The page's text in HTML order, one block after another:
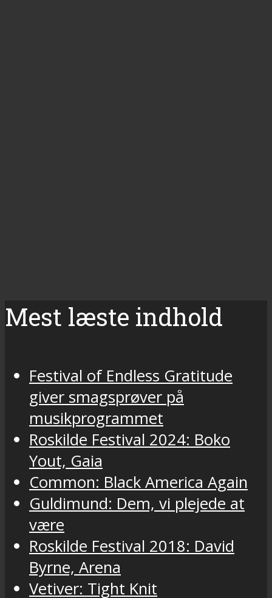
Mest læste indhold
Festival of Endless Gratitude
giver smagsprøver på
musikprogrammet
Roskilde Festival 2024: Boko
Yout, Gaia
Common: Black America Again
Guldimund: Dem, vi plejede at
være
Roskilde Festival 2018: David
Byrne, Arena
Vetiver: Tight Knit